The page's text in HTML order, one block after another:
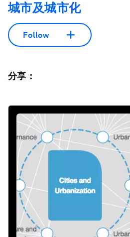
城市及城市化
Follow
分享：